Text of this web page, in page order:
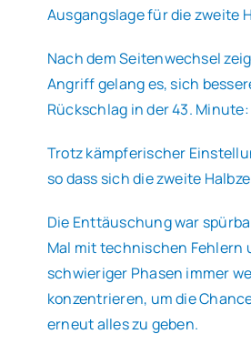
Ausgangslage für die zweite
Nach dem Seitenwechsel
Angriff gelang es, sich
Rückschlag in der 43.
Trotz kämpferischer
so dass sich die zweite
Die Enttäuschung war
Mal mit technischen
schwieriger Phasen immer
konzentrieren, um die
erneut alles zu geben.